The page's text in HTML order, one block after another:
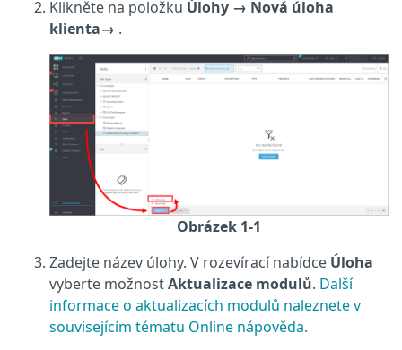
Klikněte na položku Úlohy → Nová úloha
klienta→ .
Obrázek 1-1
Zadejte název úlohy. V rozevírací nabídce Úloha
vyberte možnostAktualizace modulů. Další
informace o aktualizacích modulů naleznete v
souvisejícím tématu Online nápověda.